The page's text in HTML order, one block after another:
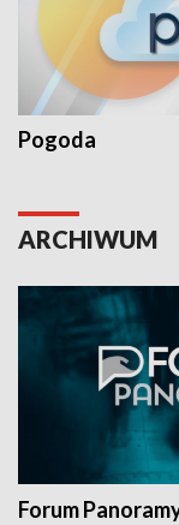
Pogoda
ARCHIWUM
Forum